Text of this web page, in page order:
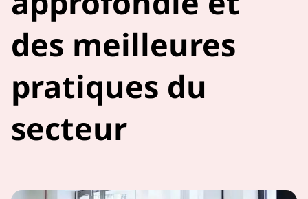
des meilleures
pratiques du
secteur